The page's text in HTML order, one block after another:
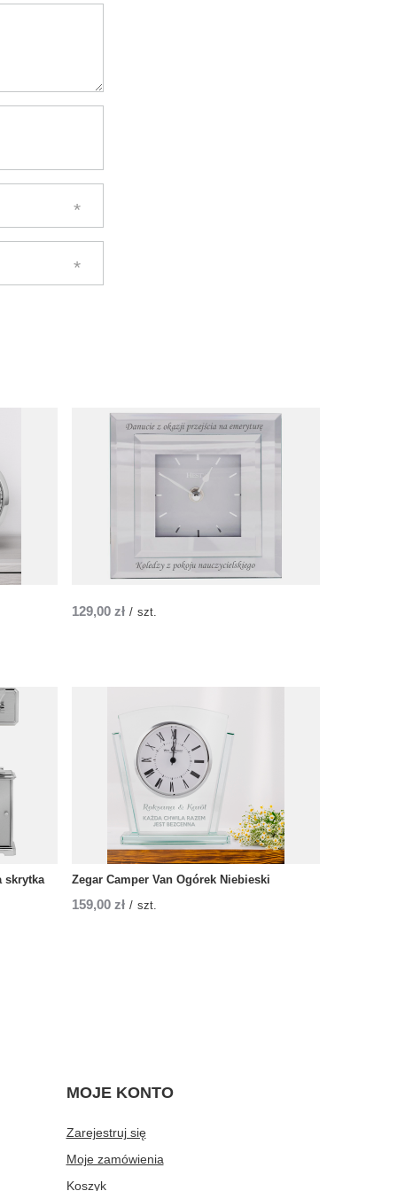
129,00 zł / szt.
skrytka Zegar Camper Van Ogórek Niebieski
159,00 zł / szt.
MOJE KONTO
Zarejestruj się
Moje zamówienia
Koszyk